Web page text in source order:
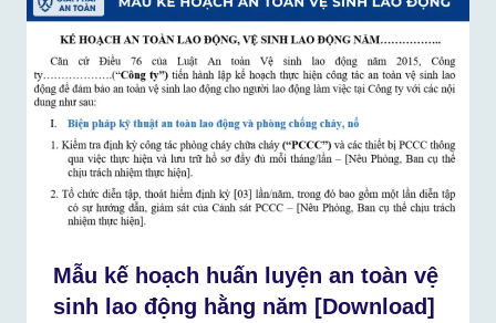
Mẫu kế hoạch huấn luyện an toàn vệ
sinh lao động hằng năm [Download]